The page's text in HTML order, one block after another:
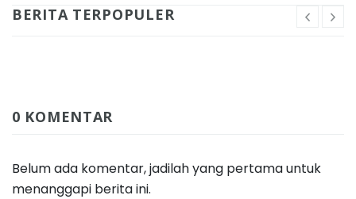
BERITA TERPOPULER
0 KOMENTAR
Belum ada komentar, jadilah yang pertama untuk
menanggapi berita ini.